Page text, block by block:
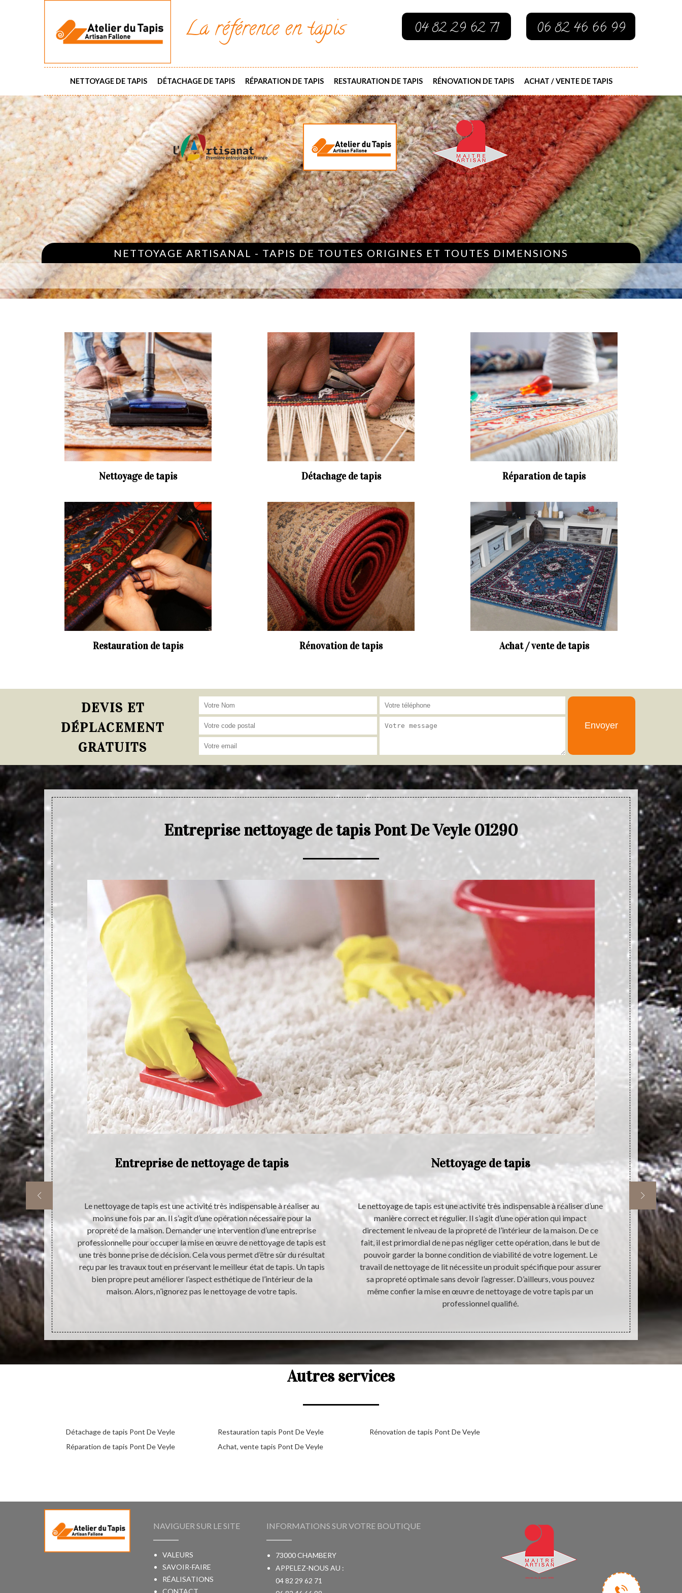
La référence en tapis 04 82 29 62 71 06 82 46 66 99
NETTOYAGE DE TAPIS DÉTACHAGE DE TAPIS RÉPARATION DE TAPIS RESTAURATION DE TAPIS RÉNOVATION DE TAPIS ACHAT / VENTE DE TAPIS
NETTOYAGE ARTISANAL - TAPIS DE TOUTES ORIGINES ET TOUTES DIMENSIONS
Nettoyage de tapis Détachage de tapis Réparation de tapis
Restauration de tapis Rénovation de tapis Achat / vente de tapis
DEVIS ET
DÉPLACEMENT
GRATUITS
Entreprise nettoyage de tapis Pont De Veyle 01290
types de
du tout le
la maison
de prix.
propreté.
favorise pas
Entreprise de nettoyage de tapis
Le nettoyage de tapis est une activité très indispensable à réaliser au
moins une fois par an. Il s’agit d’une opération nécessaire pour la
propreté de la maison. Demander une intervention d’une entreprise
professionnelle pour occuper la mise en œuvre de nettoyage de tapis est
une très bonne prise de décision. Cela vous permet d’être sûr du résultat
reçu par les travaux tout en préservant le meilleur état de tapis. Un tapis
bien propre peut améliorer l’aspect esthétique de l’intérieur de la
maison. Alors, n’ignorez pas le nettoyage de votre tapis.
Nettoyage de tapis
Le nettoyage de tapis est une activité très indispensable à réaliser d’une
manière correct et régulier. Il s’agit d’une opération qui impact
directement le niveau de la propreté de l’intérieur de la maison. De ce
fait, il est primordial de ne pas négliger cette opération, dans le but de
pouvoir garder la bonne condition de viabilité de votre logement. Le
travail de nettoyage de lit nécessite un produit spécifique pour assurer
sa propreté optimale sans devoir l’agresser. D’ailleurs, vous pouvez
même confier la mise en œuvre de nettoyage de votre tapis par un
professionnel qualifié.
Chers
souhaitez
tapis en
Nous
qui nous
type et tout
de tout
Autres services
Détachage de tapis Pont De Veyle
Réparation de tapis Pont De Veyle
Restauration tapis Pont De Veyle
Achat, vente tapis Pont De Veyle
Rénovation de tapis Pont De Veyle
NAVIGUER SUR LE SITE
VALEURS
SAVOIR-FAIRE
RÉALISATIONS
INFORMATIONS SUR VOTRE BOUTIQUE
73000 CHAMBERY
APPELEZ-NOUS AU :
04 82 29 62 71